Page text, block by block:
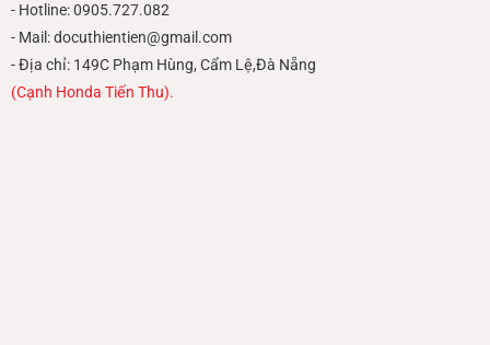
- Hotline: 0905.727.082
- Mail: docuthientien@gmail.com
- Địa chỉ: 149C Phạm Hùng, Cẩm Lệ,Đà Nẵng
(Cạnh Honda Tiến Thu).